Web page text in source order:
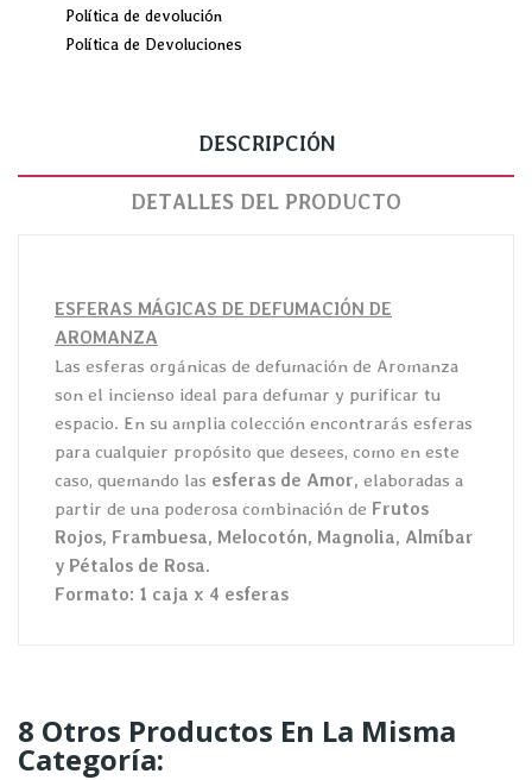
Política de devolución
Política de Devoluciones
DESCRIPCIÓN
DETALLES DEL PRODUCTO
ESFERAS MÁGICAS DE DEFUMACIÓN DE
AROMANZA
Las esferas orgánicas de defumación de Aromanza
son el incienso ideal para defumar y purificar tu
espacio. En su amplia colección encontrarás esferas
para cualquier propósito que desees, como en este
caso, quemando las esferas de Amor, elaboradas a
partir de una poderosa combinación de Frutos
Rojos, Frambuesa, Melocotón, Magnolia, Almíbar
y Pétalos de Rosa.
Formato: 1 caja x 4 esferas
8 Otros Productos En La Misma
Categoría: